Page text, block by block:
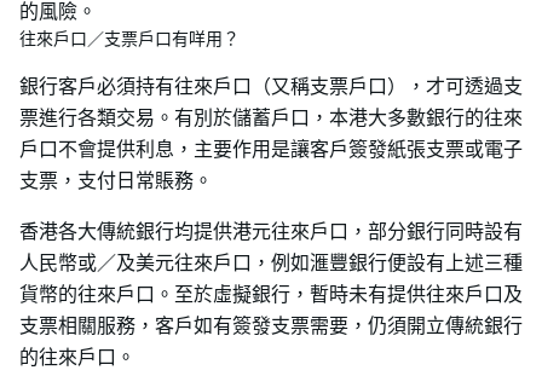
的風險。
往來戶口／支票戶口有咩用？
銀行客戶必須持有往來戶口（又稱支票戶口），才可透過支
票進行各類交易。有別於儲蓄戶口，本港大多數銀行的往來
戶口不會提供利息，主要作用是讓客戶簽發紙張支票或電子
支票，支付日常賬務。
香港各大傳統銀行均提供港元往來戶口，部分銀行同時設有
人民幣或／及美元往來戶口，例如滙豐銀行便設有上述三種
貨幣的往來戶口。至於虛擬銀行，暫時未有提供往來戶口及
支票相關服務，客戶如有簽發支票需要，仍須開立傳統銀行
的往來戶口。